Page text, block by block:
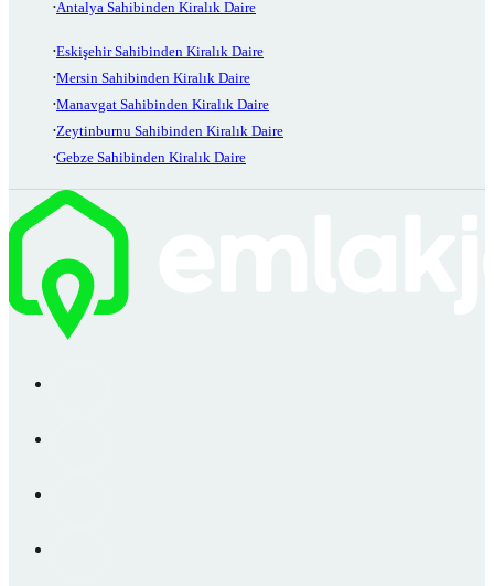
Antalya Sahibinden Kiralık Daire
Eskişehir Sahibinden Kiralık Daire
Mersin Sahibinden Kiralık Daire
Manavgat Sahibinden Kiralık Daire
Zeytinburnu Sahibinden Kiralık Daire
Gebze Sahibinden Kiralık Daire